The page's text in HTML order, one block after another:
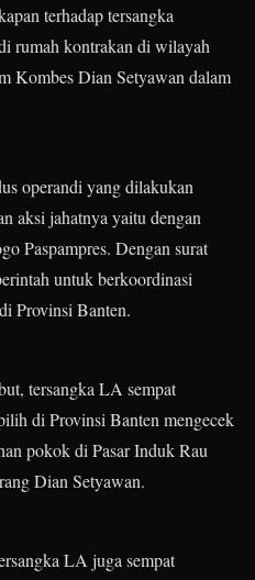
terhadap tersangka
rumah kontrakan di wilayah
Kombes Dian Setyawan dalam
operandi yang dilakukan
aksi jahatnya yaitu dengan
Paspampres. Dengan surat
untuk berkoordinasi
Provinsi Banten.
tersangka LA sempat
di Provinsi Banten mengecek
pokok di Pasar Induk Rau
Dian Setyawan.
LA juga sempat